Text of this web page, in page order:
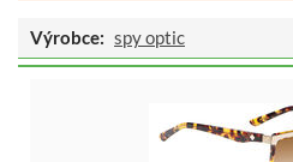
Výrobce: spy optic